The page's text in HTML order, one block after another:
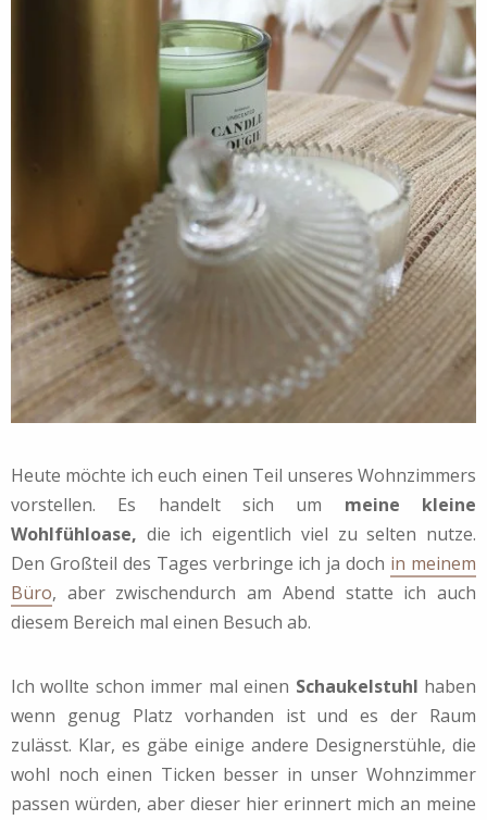
Heute möchte ich euch einen Teil unseres Wohnzimmers
vorstellen. Es handelt sich um meine kleine
Wohlfühloase, die ich eigentlich viel zu selten nutze.
Den Großteil des Tages verbringe ich ja doch in meinem
Büro, aber zwischendurch am Abend statte ich auch
diesem Bereich mal einen Besuch ab.
Ich wollte schon immer mal einen Schaukelstuhl haben
wenn genug Platz vorhanden ist und es der Raum
zulässt. Klar, es gäbe einige andere Designerstühle, die
wohl noch einen Ticken besser in unser Wohnzimmer
passen würden, aber dieser hier erinnert mich an meine